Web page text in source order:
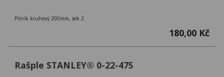
Pilník kruhový 200mm, sek 2
180,00 Kč
Rašple STANLEY® 0-22-475